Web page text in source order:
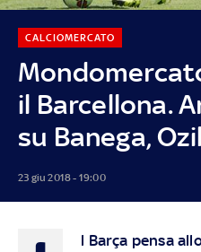
il Barcellona.
su Banega,
CALCIOMERCATO
23 giu 2018 - 19:00
l Barça pensa